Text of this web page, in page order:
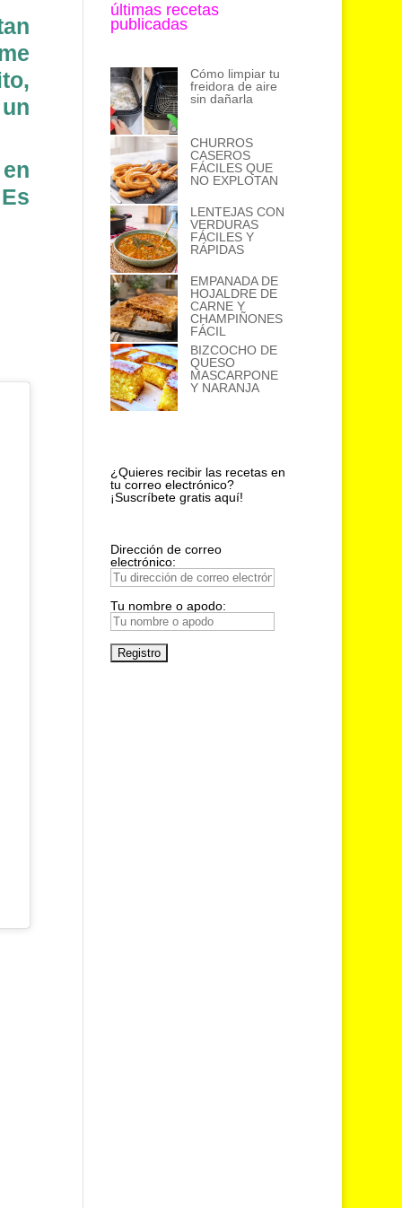
últimas recetas
publicadas
Cómo limpiar tu
freidora de aire
sin dañarla
CHURROS
CASEROS
FÁCILES QUE
NO EXPLOTAN
LENTEJAS CON
VERDURAS
FÁCILES Y
RÁPIDAS
EMPANADA DE
HOJALDRE DE
CARNE Y
CHAMPIÑONES
FÁCIL
BIZCOCHO DE
QUESO
MASCARPONE
Y NARANJA
¿Quieres recibir las recetas en
tu correo electrónico?
¡Suscríbete gratis aquí!
Dirección de correo
electrónico:
Tu nombre o apodo: